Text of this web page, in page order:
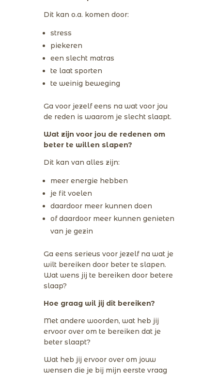
Dit kan o.a. komen door:
stress
piekeren
een slecht matras
te laat sporten
te weinig beweging
Ga voor jezelf eens na wat voor jou
de reden is waarom je slecht slaapt.
Wat zijn voor jou de redenen om
beter te willen slapen?
Dit kan van alles zijn:
meer energie hebben
je fit voelen
daardoor meer kunnen doen
of daardoor meer kunnen genieten
van je gezin
Ga eens serieus voor jezelf na wat je
wilt bereiken door beter te slapen.
Wat wens jij te bereiken door betere
slaap?
Hoe graag wil jij dit bereiken?
Met andere woorden, wat heb jij
ervoor over om te bereiken dat je
beter slaapt?
Wat heb jij ervoor over om jouw
wensen die je bij mijn eerste vraag